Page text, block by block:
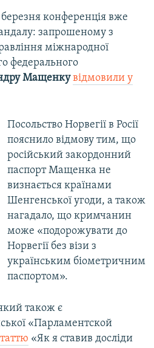
конференція вже
запрошеному з
міжнародної
федерального
Мащенку відмовили у
Посольство Норвегії в Росії
пояснило відмову тим, що
російський закордонний
паспорт Мащенка не
визнається країнами
Шенгенської угоди, а також
нагадало, що кримчанин
може «подорожувати до
Норвегії без візи з
українським біометричним
паспортом».
також є
«Парламентской
«Як я ставив досліди